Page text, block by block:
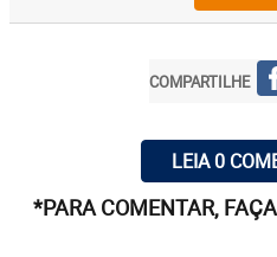
COMPARTILHE
LEIA 0
*PARA COMENTAR,